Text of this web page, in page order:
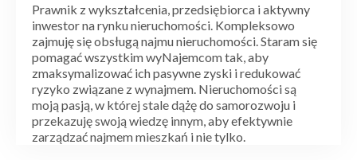
Prawnik z wykształcenia, przedsiębiorca i aktywny
inwestor na rynku nieruchomości. Kompleksowo
zajmuję się obsługą najmu nieruchomości. Staram się
pomagać wszystkim wyNajemcom tak, aby
zmaksymalizować ich pasywne zyski i redukować
ryzyko związane z wynajmem. Nieruchomości są
moją pasją, w której stale dążę do samorozwoju i
przekazuję swoją wiedzę innym, aby efektywnie
zarządzać najmem mieszkań i nie tylko.